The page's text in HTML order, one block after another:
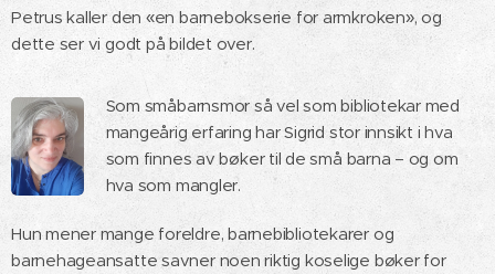
Petrus kaller den «en barnebokserie for armkroken», og
dette ser vi godt på bildet over. 😊
Som småbarnsmor så vel som bibliotekar med
mangeårig erfaring har Sigrid stor innsikt i hva
som finnes av bøker til de små barna – og om
hva som mangler.
Hun mener mange foreldre, barnebibliotekarer og
barnehageansatte savner noen riktig koselige bøker for